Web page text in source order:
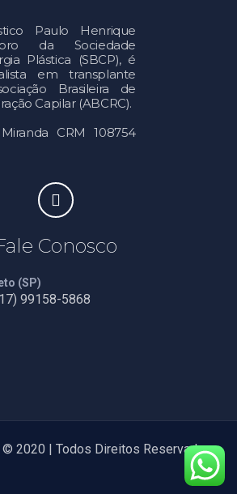
Paulo Henrique
da Sociedade
Plástica (SBCP), é
em transplante
Brasileira de
Capilar (ABCRC).
CRM 108754
Conosco
(SP)
99158-5868
© 2020 | Todos Direitos Reservados